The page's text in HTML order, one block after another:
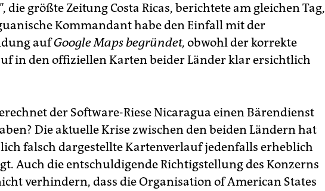
, die größte Zeitung Costa Ricas, berichtete am gleichen Tag,
Kommandant habe den Einfall mit der
aufGoogle Maps begründet, obwohl der korrekte
in den offiziellen Karten beider Länder klar ersichtlich
der Software-Riese Nicaragua einen Bärendienst
Die aktuelle Krise zwischen den beiden Ländern hat
falsch dargestellte Kartenverlauf jedenfalls erheblich
Auch die entschuldigende Richtigstellung des Konzerns
verhindern, dass die Organisation of American States